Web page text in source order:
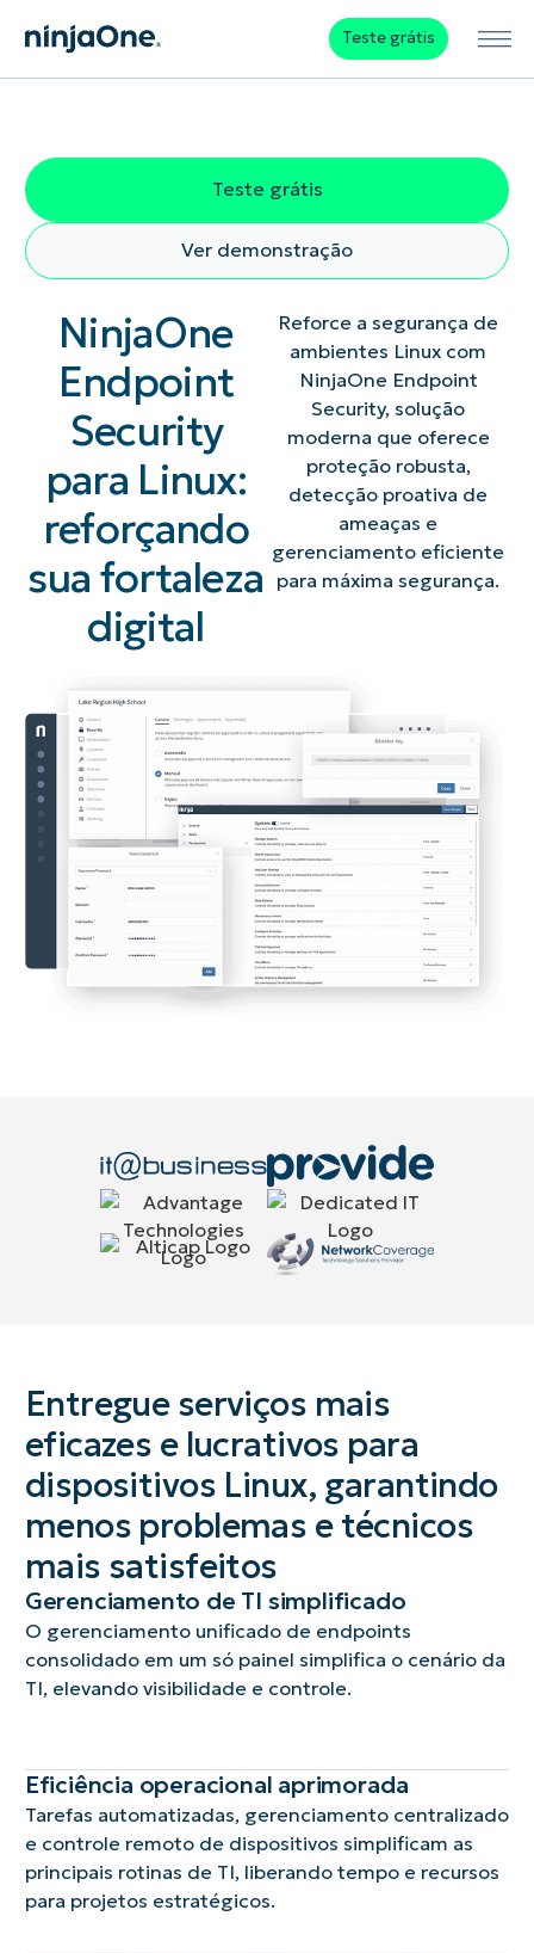
Teste grátis
Teste grátis
Ver demonstração
NinjaOne
Endpoint
Security
para Linux:
reforçando
sua fortaleza
digital
Reforce a segurança de
ambientes Linux com
NinjaOne Endpoint
Security, solução
moderna que oferece
proteção robusta,
detecção proativa de
ameaças e
gerenciamento eficiente
para máxima segurança.
Entregue serviços mais
eficazes e lucrativos para
dispositivos Linux, garantindo
menos problemas e técnicos
mais satisfeitos
Gerenciamento de TI simplificado
O gerenciamento unificado de endpoints
consolidado em um só painel simplifica o cenário da
TI, elevando visibilidade e controle.
Eficiência operacional aprimorada
Tarefas automatizadas, gerenciamento centralizado
e controle remoto de dispositivos simplificam as
principais rotinas de TI, liberando tempo e recursos
para projetos estratégicos.